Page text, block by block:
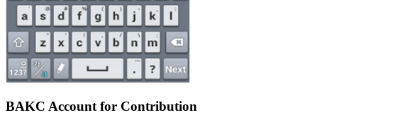
BAKC Account for Contribution